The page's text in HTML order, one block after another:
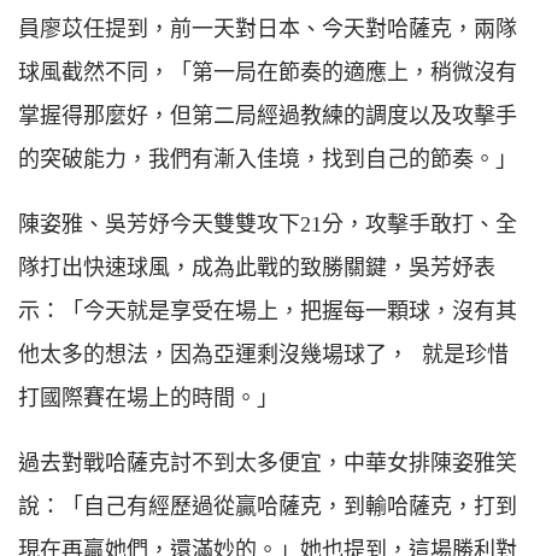
員廖苡任提到，前一天對日本、今天對哈薩克，兩隊
球風截然不同，「第一局在節奏的適應上，稍微沒有
掌握得那麼好，但第二局經過教練的調度以及攻擊手
的突破能力，我們有漸入佳境，找到自己的節奏。」
陳姿雅、吳芳妤今天雙雙攻下21分，攻擊手敢打、全
隊打出快速球風，成為此戰的致勝關鍵，吳芳妤表
示：「今天就是享受在場上，把握每一顆球，沒有其
他太多的想法，因為亞運剩沒幾場球了， 就是珍惜
打國際賽在場上的時間。」
過去對戰哈薩克討不到太多便宜，中華女排陳姿雅笑
說：「自己有經歷過從贏哈薩克，到輸哈薩克，打到
現在再贏她們，還滿妙的。」她也提到，這場勝利對